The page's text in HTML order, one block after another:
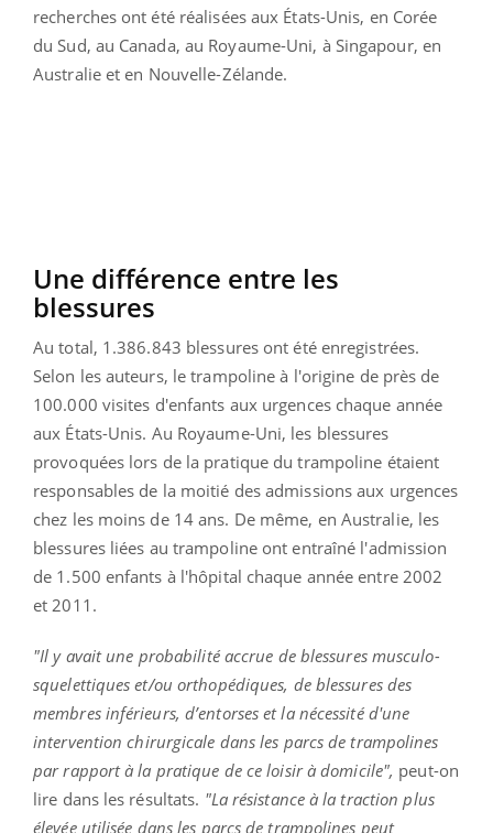
recherches ont été réalisées aux États-Unis, en Corée
du Sud, au Canada, au Royaume-Uni, à Singapour, en
Australie et en Nouvelle-Zélande.
Une différence entre les
blessures
Au total, 1.386.843 blessures ont été enregistrées.
Selon les auteurs, le trampoline à l'origine de près de
100.000 visites d'enfants aux urgences chaque année
aux États-Unis. Au Royaume-Uni, les blessures
provoquées lors de la pratique du trampoline étaient
responsables de la moitié des admissions aux urgences
chez les moins de 14 ans. De même, en Australie, les
blessures liées au trampoline ont entraîné l'admission
de 1.500 enfants à l'hôpital chaque année entre 2002
et 2011.
"Il y avait une probabilité accrue de blessures musculo-
squelettiques et/ou orthopédiques, de blessures des
membres inférieurs, d’entorses et la nécessité d'une
intervention chirurgicale dans les parcs de trampolines
par rapport à la pratique de ce loisir à domicile", peut-on
lire dans les résultats. "La résistance à la traction plus
élevée utilisée dans les parcs de trampolines peut